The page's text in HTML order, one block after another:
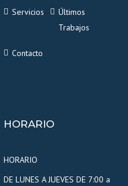
Servicios
Últimos
Trabajos
Contacto
HORARIO
HORARIO
DE LUNES A JUEVES DE 7:00 a